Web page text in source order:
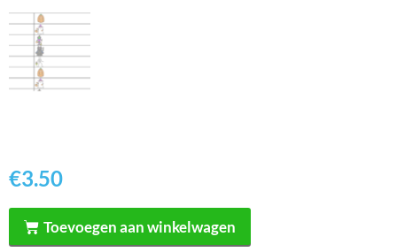
€3.50
Toevoegen aan winkelwagen